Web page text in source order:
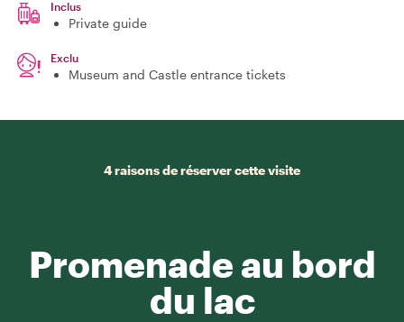
Inclus
Private guide
Exclu
Museum and Castle entrance tickets
4 raisons de réserver cette visite
Promenade au bord
du lac